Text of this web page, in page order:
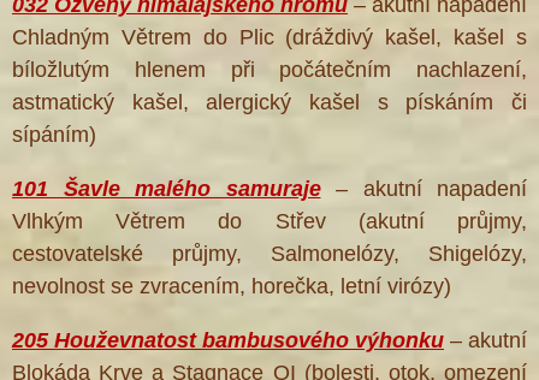
032 Ozvěny himálajského hromu – akutní napadení
Chladným Větrem do Plic (dráždivý kašel, kašel s
bíložlutým hlenem při počátečním nachlazení,
astmatický kašel, alergický kašel s pískáním či
sípáním)
101 Šavle malého samuraje
– akutní napadení
Vlhkým Větrem do Střev (akutní průjmy,
cestovatelské průjmy, Salmonelózy, Shigelózy,
nevolnost se zvracením, horečka, letní virózy)
205 Houževnatost bambusového výhonku – akutní
Blokáda Krve a Stagnace QI (bolesti, otok, omezení
®